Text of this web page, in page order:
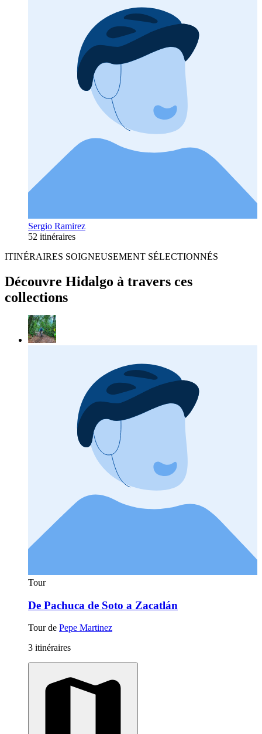
Sergio Ramirez
52 itinéraires
ITINÉRAIRES SOIGNEUSEMENT SÉLECTIONNÉS
Découvre Hidalgo à travers ces
collections
Tour
De Pachuca de Soto a Zacatlán
Tour de Pepe Martinez
3 itinéraires